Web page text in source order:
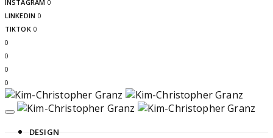
INSTAGRAM 0
LINKEDIN 0
TIKTOK 0
0
0
0
0
DESIGN